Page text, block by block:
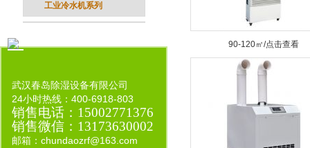
工业冷水机系列
武汉春岛除湿设备有限公司
24小时热线：400-6918-803
销售电话 ： 15002771376
销售微信 ： 13173630002
邮箱： chundaozrf@163.com
90-120㎡/点击查看